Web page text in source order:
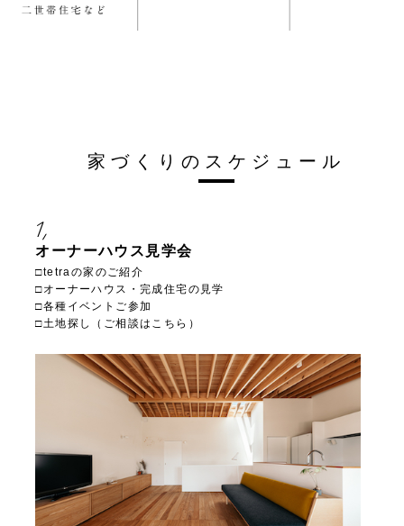
家づくりのスケジュール
1,
オーナーハウス見学会
□tetraの家のご紹介
□オーナーハウス・完成住宅の見学
□各種イベントご参加
□土地探し（ご相談はこちら）